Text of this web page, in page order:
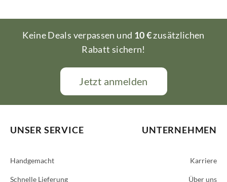
Keine Deals verpassen und 10 €zusätzlichen
Rabatt sichern!
Jetzt anmelden
UNSER SERVICE
Handgemacht
Schnelle Lieferung
UNTERNEHMEN
Karriere
Über uns